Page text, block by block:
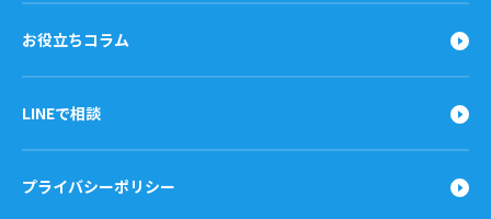
お役立ちコラム
LINEで相談
プライバシーポリシー